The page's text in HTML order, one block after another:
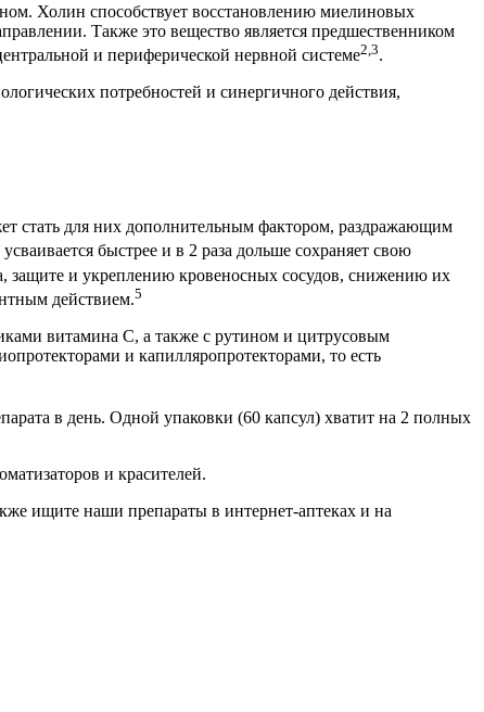
Холин способствует восстановлению миелиновых
Также это вещество является предшественником
и периферической нервной системе2,3.
потребностей и синергичного действия,
стать для них дополнительным фактором, раздражающим
быстрее и в 2 раза дольше сохраняет свою
защите и укреплению кровеносных сосудов, снижению их
действием.5
витамина С, а также с рутином и цитрусовым
и капилляропротекторами, то есть
в день. Одной упаковки (60 капсул) хватит на 2 полных
и красителей.
ищите наши препараты в интернет-аптеках и на